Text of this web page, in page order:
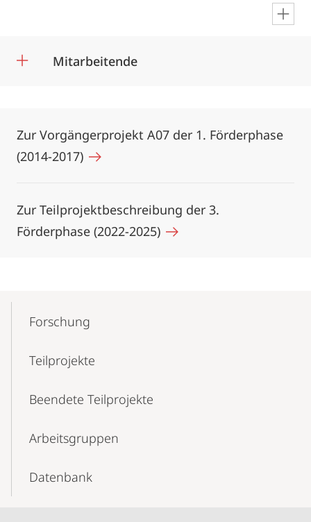
Mitarbeitende
Zur Vorgängerprojekt A07 der 1. Förderphase
(2014-2017)
Zur Teilprojektbeschreibung der 3.
Förderphase (2022-2025)
NavigationForschung
Teilprojekte
Beendete Teilprojekte
Arbeitsgruppen
Datenbank